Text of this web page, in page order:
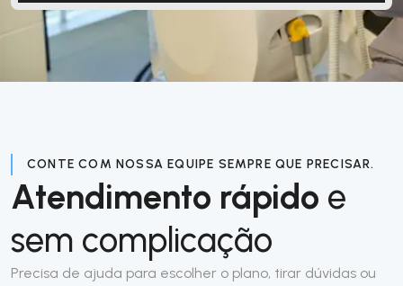
CONTE COM NOSSA EQUIPE SEMPRE QUE PRECISAR.
Atendimento rápido e
sem complicação
Precisa de ajuda para escolher o plano, tirar dúvidas ou